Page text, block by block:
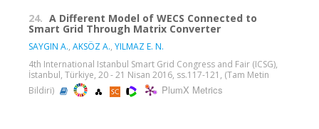
24. A Different Model of WECS Connected to
Smart Grid Through Matrix Converter
SAYGIN A., AKSÖZ A., YILMAZ E. N.
4th International Istanbul Smart Grid Congress and Fair (ICSG),
İstanbul, Türkiye, 20 - 21 Nisan 2016, ss.117-121, (Tam Metin
Bildiri)
PlumX Metrics